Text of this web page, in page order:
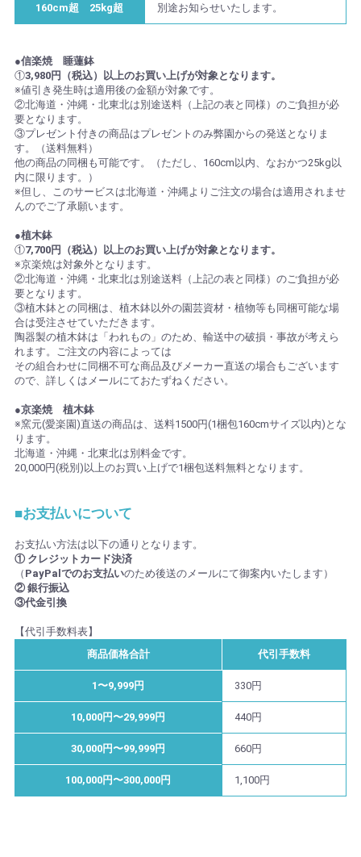
160cm超 25kg超 別途お知らせいたします。
●信楽焼 睡蓮鉢
①3,980円（税込）以上のお買い上げが対象となります。
※値引き発生時は適用後の金額が対象です。
②北海道・沖縄・北東北は別途送料（上記の表と同様）のご負担が必
要となります。
③プレゼント付きの商品はプレゼントのみ弊園からの発送となりま
す。（送料無料）
他の商品の同梱も可能です。（ただし、160cm以内、なおかつ25kg以
内に限ります。）
※但し、このサービスは北海道・沖縄よりご注文の場合は適用されませ
んのでご了承願います。
●植木鉢
①7,700円（税込）以上のお買い上げが対象となります。
※京楽焼は対象外となります。
②北海道・沖縄・北東北は別途送料（上記の表と同様）のご負担が必
要となります。
③植木鉢との同梱は、植木鉢以外の園芸資材・植物等も同梱可能な場
合は受注させていただきます。
陶器製の植木鉢は「われもの」のため、輸送中の破損・事故が考えら
れます。ご注文の内容によっては
その組合わせに同梱不可な商品及びメーカー直送の場合もございます
ので、詳しくはメールにておたずねください。
●京楽焼 植木鉢
※窯元(愛楽園)直送の商品は、送料1500円(1梱包160cmサイズ以内)とな
ります。
北海道・沖縄・北東北は別料金です。
20,000円(税別)以上のお買い上げで1梱包送料無料となります。
■お支払いについて
お支払い方法は以下の通りとなります。
① クレジットカード決済
（ PayPalでのお支払いのため後送のメールにて御案内いたします）
② 銀行振込
③代金引換
【代引手数料表】
商品価格合計
代引手数料
1〜9,999円 330円
10,000円〜29,999円 440円
30,000円〜99,999円 660円
100,000円〜300,000円 1,100円